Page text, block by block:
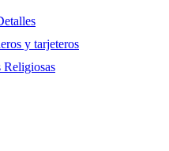
y tarjeteros
Religiosas